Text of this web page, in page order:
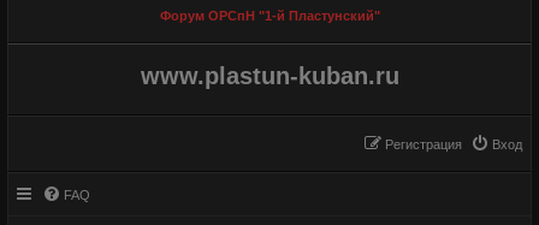
Форум ОРСпН "1-й Пластунский"
www.plastun-kuban.ru
Вход
Регистрация
FAQ